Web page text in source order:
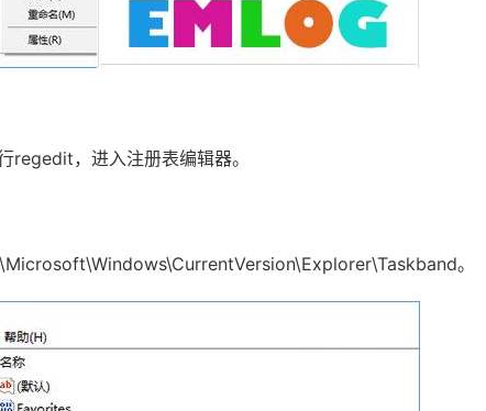
，进入注册表编辑器。
。